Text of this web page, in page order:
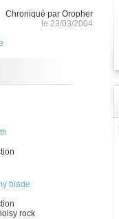
Chroniqué par Oropher
le 23/03/2004
blade
rock